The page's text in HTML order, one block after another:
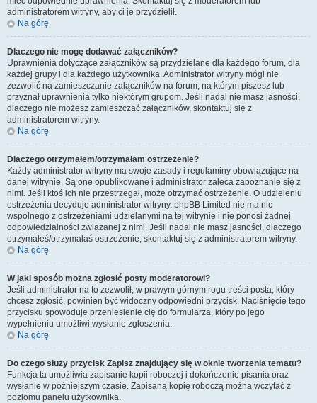
administratorem witryny, aby ci je przydzielił.
Na górę
Dlaczego nie mogę dodawać załączników?
Uprawnienia dotyczące załączników są przydzielane dla każdego forum, dla
każdej grupy i dla każdego użytkownika. Administrator witryny mógł nie
zezwolić na zamieszczanie załączników na forum, na którym piszesz lub
przyznał uprawnienia tylko niektórym grupom. Jeśli nadal nie masz jasności,
dlaczego nie możesz zamieszczać załączników, skontaktuj się z
administratorem witryny.
Na górę
Dlaczego otrzymałem/otrzymałam ostrzeżenie?
Każdy administrator witryny ma swoje zasady i regulaminy obowiązujące na
danej witrynie. Są one opublikowane i administrator zaleca zapoznanie się z
nimi. Jeśli ktoś ich nie przestrzegał, może otrzymać ostrzeżenie. O udzieleniu
ostrzeżenia decyduje administrator witryny. phpBB Limited nie ma nic
wspólnego z ostrzeżeniami udzielanymi na tej witrynie i nie ponosi żadnej
odpowiedzialności związanej z nimi. Jeśli nadal nie masz jasności, dlaczego
otrzymałeś/otrzymałaś ostrzeżenie, skontaktuj się z administratorem witryny.
Na górę
W jaki sposób można zgłosić posty moderatorowi?
Jeśli administrator na to zezwolił, w prawym górnym rogu treści posta, który
chcesz zgłosić, powinien być widoczny odpowiedni przycisk. Naciśnięcie tego
przycisku spowoduje przeniesienie cię do formularza, który po jego
wypełnieniu umożliwi wysłanie zgłoszenia.
Na górę
Do czego służy przycisk Zapisz znajdujący się w oknie tworzenia tematu?
Funkcja ta umożliwia zapisanie kopii roboczej i dokończenie pisania oraz
wysłanie w późniejszym czasie. Zapisaną kopię roboczą można wczytać z
poziomu panelu użytkownika.